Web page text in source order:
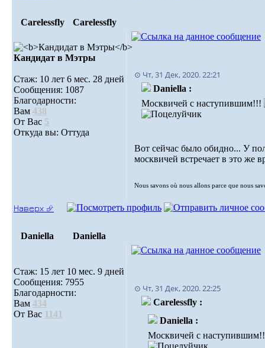
Carelessfly Carelessfly
Кандидат в Мэтры
Стаж: 10 лет 6 мес. 28 дней
Сообщения: 1087
Благодарности:
Вам 438
От Вас 5
Откуда вы: Оттуда
⊙ Чт, 31 Дек, 2020. 22:21
Daniella :
Москвичей с наступившим!!!
Вот сейчас было обидно... У
москвичей встречает в это же
Nous savons où nous allons parce que nous
Наверх ⮵
Daniella Daniella
Стаж: 15 лет 10 мес. 9 дней
Сообщения: 7955
Благодарности:
Вам 434
От Вас 1141
⊙ Чт, 31 Дек, 2020. 22:25
Carelessfly :
Daniella :
Москвичей с